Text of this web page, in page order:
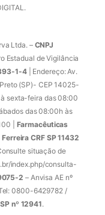
Ltda. – CNPJ
Estadual de Vigilância
1-4| Endereço: Av.
(SP)- CEP 14025-
sexta-feira das 08:00
das 08:00h às
| Farmacêuticas
CRF SP 11432
situação de
index.php/consulta-
2 – Anvisa AE nº
0800-6429782 /
nº 12941.